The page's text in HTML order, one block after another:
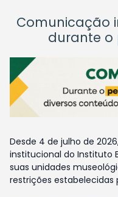
Comunicação
durante o
Desde 4 de julho de
institucional do Instituto
suas unidades
restrições estabelecidas